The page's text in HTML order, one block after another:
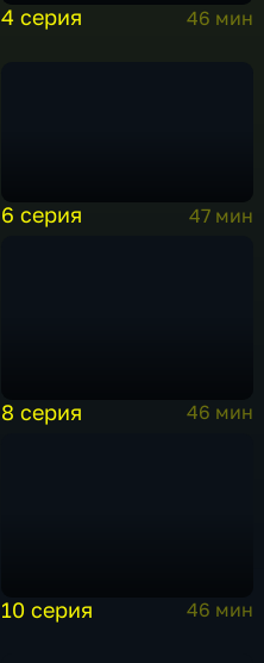
4 серия 46 мин
6 серия 47 мин
8 серия 46 мин
10 серия 46 мин